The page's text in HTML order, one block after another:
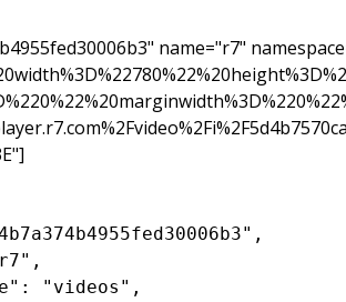
name="r7"
"videos",